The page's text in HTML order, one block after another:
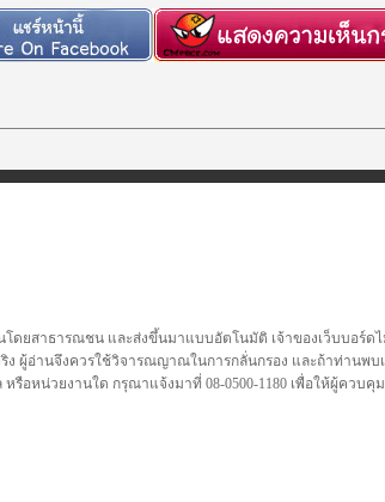
ดยสาธารณชน และส่งขึ้นมาแบบอัตโนมัติ เจ้าของเว็บบอร์ด
ง ผู้อ่านจึงควรใช้วิจารณญาณในการกลั่นกรอง และถ้าท่านพ
หรือหน่วยงานใด กรุณาแจ้งมาที่ 08-0500-1180 เพื่อให้ผู้คว